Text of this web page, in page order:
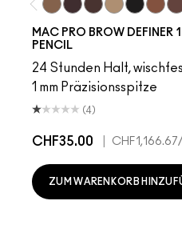
MAC PRO BROW DEFINER
PENCIL
24 Stunden Halt,
1 mm Präzisionsspitze
(4)
CHF35.00 CHF1,166.67
ZUM WARENKORB